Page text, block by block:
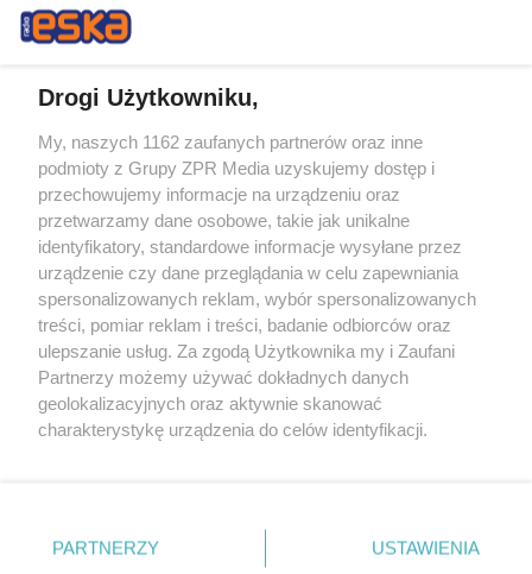
Żaden utwór zamieszczony w serwisie nie może być powielany i
rozpowszechniany lub dalej rozpowszechniany w jakikolwiek sposób (w
tym także elektroniczny lub mechaniczny) na jakimkolwiek polu
eksploatacji w jakiejkolwiek formie, włącznie z umieszczaniem w
Internecie bez pisemnej zgody właściciela praw. Jakiekolwiek użycie lub
wykorzystanie utworów w całości lub w części z naruszeniem prawa,
tzn. bez właściwej zgody, jest zabronione pod groźbą kary i może być
ścigane prawnie.
Drogi Użytkowniku,
My, naszych 1162 zaufanych partnerów oraz inne
podmioty z Grupy ZPR Media uzyskujemy dostęp i
przechowujemy informacje na urządzeniu oraz
przetwarzamy dane osobowe, takie jak unikalne
identyfikatory, standardowe informacje wysyłane przez
urządzenie czy dane przeglądania w celu zapewniania
spersonalizowanych reklam, wybór spersonalizowanych
treści, pomiar reklam i treści, badanie odbiorców oraz
ulepszanie usług. Za zgodą Użytkownika my i Zaufani
Partnerzy możemy używać dokładnych danych
geolokalizacyjnych oraz aktywnie skanować
charakterystykę urządzenia do celów identyfikacji.
zmienić/wycofać klikając przycisk ustawień prywatności
znajdujący się w lewym dolnym rogu strony
PARTNERZY USTAWIENIA